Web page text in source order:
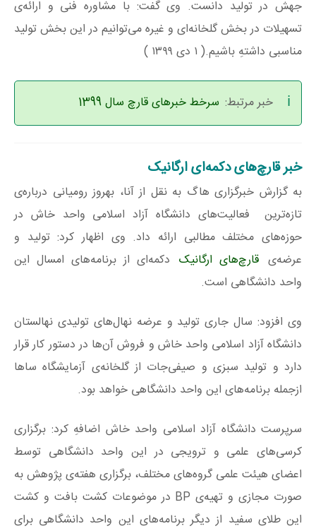
جهش در تولید دانست. وی گفت: با مشاوره فنی و ارائه‌ی
تسهیلات در بخش گلخانه‌ای و غیره می‌توانیم در این بخش تولید
مناسبی داشتهِ باشیم.( ۱ دی ۱۳۹۹ )
خبر مرتبط: سرخط خبرهای قارچ سال 1399
خبر قارچ‌های دکمه‌ای ارگانیک
به گزارش خبرگزاری هاگ به نقل از آنا، بهروز رومیانی درباره‌ی
تازه‌ترین فعالیت‌های دانشگاه آزاد اسلامی واحد خاش در
حوزه‌های مختلف مطالبی ارائه داد. وی اظهار کرد: تولید و
عرضه‌ی قارچ‌های ارگانیک دکمه‌ای از برنامه‌های امسال این
واحد دانشگاهی است.
وی افزود: سال جاری تولید و عرضه نهال‌های تولیدی نهالستان
دانشگاه آزاد اسلامی واحد خاش و فروش آن‌ها در دستور کار قرار
دارد و تولید سبزی و صیفی‌جات از گلخانه‌ی آزمایشگاه ساها
ازجمله برنامه‌های این واحد دانشگاهی خواهد بود.
سرپرست دانشگاه آزاد اسلامی واحد خاش اضافهِ کرد: برگزاری
کرسی‌های علمی و ترویجی در این واحد دانشگاهی توسط
اعضای هیئت علمی گروه‌های مختلف، برگزاری هفته‌ی پژوهش به
صورت مجازی و تهیه‌ی BP در موضوعات کشت‌ بافت و کشت
این طلای سفید از دیگر برنامه‌های این واحد دانشگاهی برای